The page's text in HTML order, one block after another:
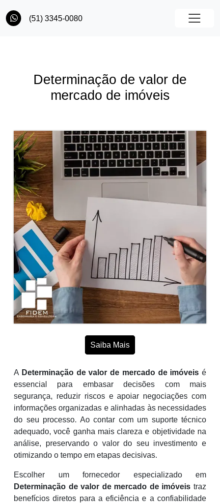
(51) 3345-0080
Determinação de valor de
mercado de imóveis
A Determinação de valor de mercado de imóveis é
essencial para embasar decisões com mais
segurança, reduzir riscos e apoiar negociações com
informações organizadas e alinhadas às necessidades
do seu processo. Ao contar com um suporte técnico
adequado, você ganha mais clareza e objetividade na
análise, preservando o valor do seu investimento e
otimizando o tempo em etapas decisivas.
Escolher um fornecedor especializado em
Determinação de valor de mercado de imóveis traz
benefícios diretos para a eficiência e a confiabilidade
Saiba Mais